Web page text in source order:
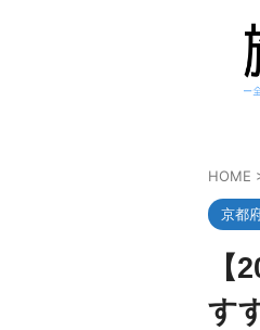
HOME
京都
【
す